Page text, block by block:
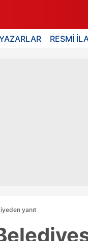
RESMİ
yanıt